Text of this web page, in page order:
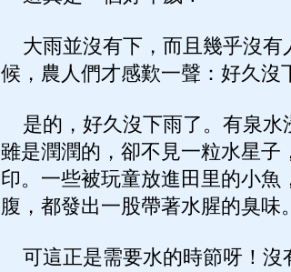
大雨並沒有下，而且幾乎沒有
候，農人們才感歎一聲：好久沒
是的，好久沒下雨了。有泉水
雖是潤潤的，卻不見一粒水星
印。一些被玩童放進田里的小
腹，都發出一股帶著水腥的臭味。
可這正是需要水的時節呀！沒